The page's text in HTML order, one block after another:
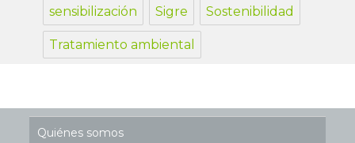
sensibilización Sigre Sostenibilidad
Tratamiento ambiental
Quiénes somos